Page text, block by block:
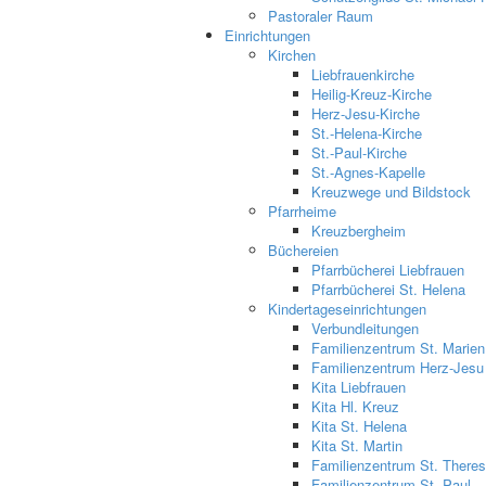
Pastoraler Raum
Einrichtungen
Kirchen
Liebfrauenkirche
Heilig-Kreuz-Kirche
Herz-Jesu-Kirche
St.-Helena-Kirche
St.-Paul-Kirche
St.-Agnes-Kapelle
Kreuzwege und Bildstock
Pfarrheime
Kreuzbergheim
Büchereien
Pfarrbücherei Liebfrauen
Pfarrbücherei St. Helena
Kindertageseinrichtungen
Verbundleitungen
Familienzentrum St. Marien
Familienzentrum Herz-Jesu
Kita Liebfrauen
Kita Hl. Kreuz
Kita St. Helena
Kita St. Martin
Familienzentrum St.